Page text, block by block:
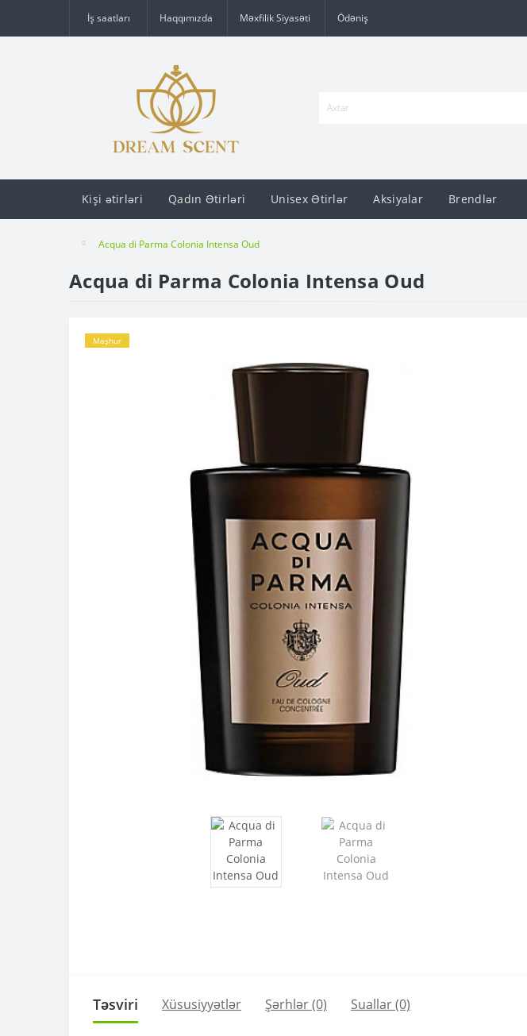
İş saatları Haqqımızda Məxfilik Siyasəti Ödəniş
Kişi ətirləri Qadın Ətirləri Unisex Ətirlər Aksiyalar Brendlər
Acqua di Parma Colonia Intensa Oud
Acqua di Parma Colonia Intensa Oud
Məşhur
Təsviri Xüsusiyyətlər Şərhlər (0) Suallar(0)